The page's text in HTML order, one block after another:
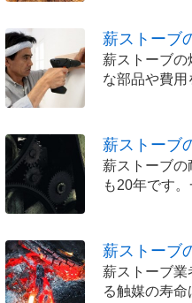
薪ストーブ
薪ストーブの
な部品や費用
薪ストーブ
薪ストーブの
も20年です
薪ストーブ
薪ストーブ業
る触媒の寿命